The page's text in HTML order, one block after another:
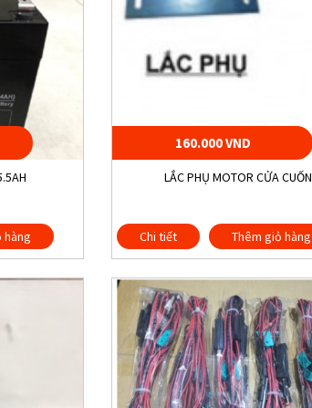
hàng
160.000 VND
LẮC PHỤ MOTOR CỬA CUỐN
Chi tiết Thêm giỏ hàng